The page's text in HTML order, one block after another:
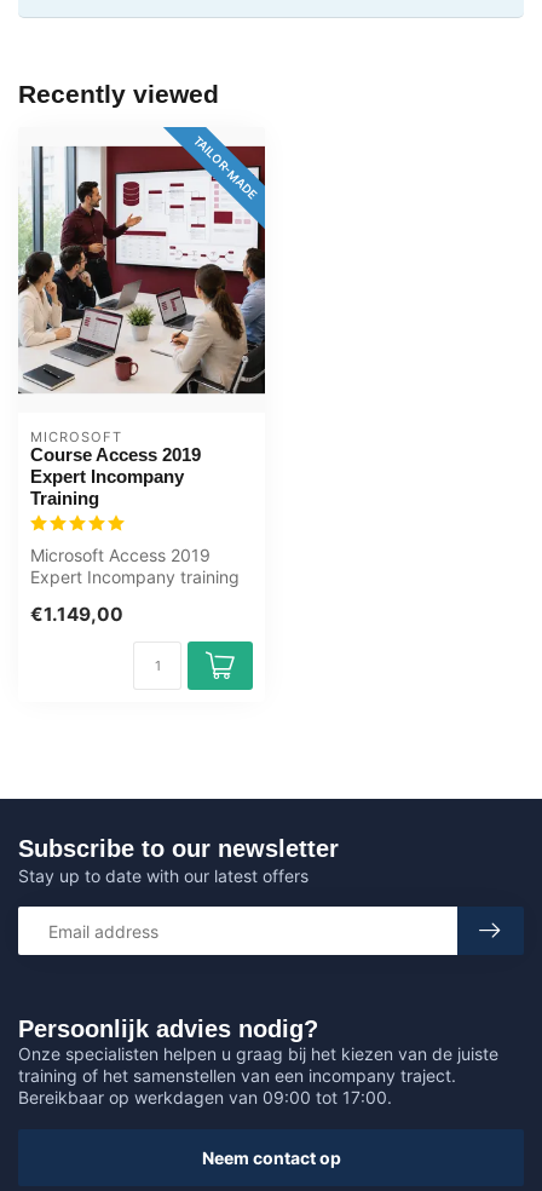
Recently viewed
TAILOR-MADE
MICROSOFT
Course Access 2019
Expert Incompany
Training
Microsoft Access 2019
Expert Incompany training
Measurem...
€1.149,00
Persoonlijk advies nodig?
Onze specialisten helpen u graag bij het kiezen van de juiste
training of het samenstellen van een incompany traject.
Bereikbaar op werkdagen van 09:00 tot 17:00.
Neem contact op
Subscribe to our newsletter
Stay up to date with our latest offers